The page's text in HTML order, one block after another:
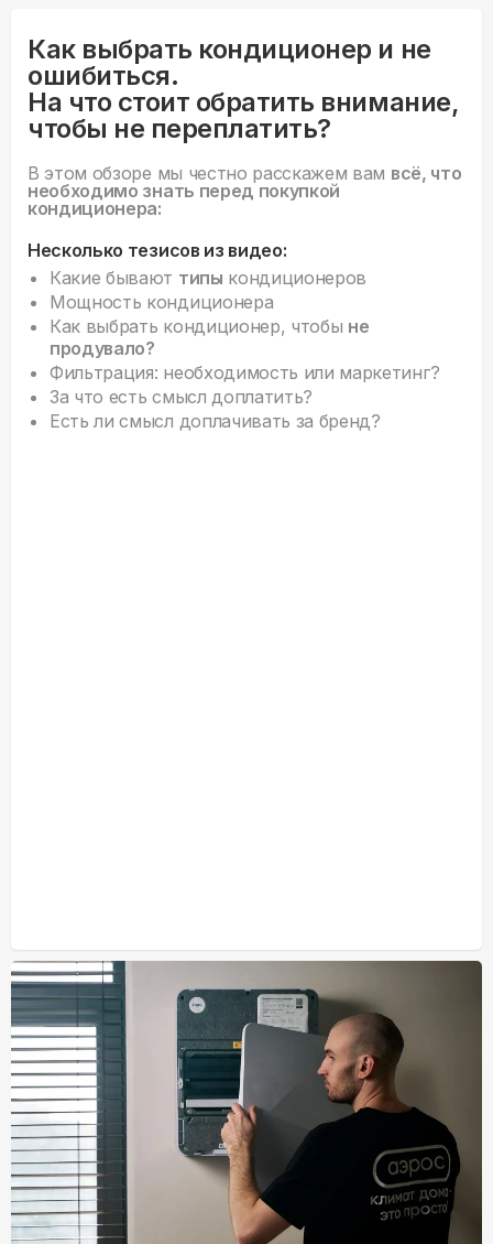
Как выбрать кондиционер и не
ошибиться.
На что стоит обратить внимание,
чтобы не переплатить?
В этом обзоре мы честно расскажем вам всё, что
необходимо знать перед покупкой
кондиционера:
Несколько тезисов из видео:
Какие бывают типы кондиционеров
Мощность кондиционера
Как выбрать кондиционер, чтобы не
продувало?
Фильтрация: необходимость или маркетинг?
За что есть смысл доплатить?
Есть ли смысл доплачивать за бренд?